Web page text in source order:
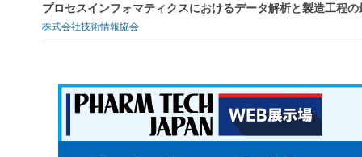
プロセスインフォマティクスにおけるデータ解析と製造工程の
株式会社技術情報協会